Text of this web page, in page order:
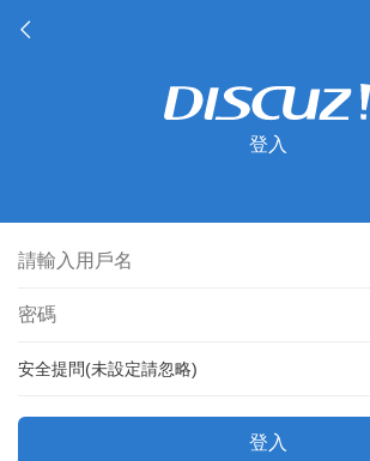
登入
安全提問(未設定請忽略)
登入